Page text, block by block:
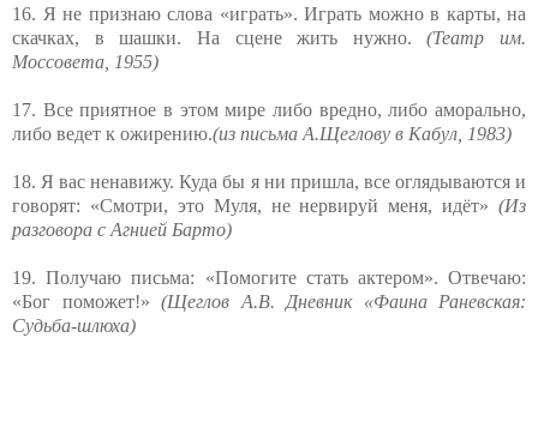
16. Я не признаю слова «играть». Играть можно в карты, на
скачках, в шашки. На сцене жить нужно.(Театр им.
Моссовета, 1955)
17. Все приятное в этом мире либо вредно, либо аморально,
либо ведет к ожирению.(из письма А.Щеглову в Кабул, 1983)
18. Я вас ненавижу. Куда бы я ни пришла, все оглядываются и
говорят: «Смотри, это Муля, не нервируй меня, идёт» (Из
разговора с Агнией Барто)
19. Получаю письма: «Помогите стать актером». Отвечаю:
«Бог поможет!» (Щеглов А.В. Дневник «Фаина Раневская:
Судьба-шлюха)